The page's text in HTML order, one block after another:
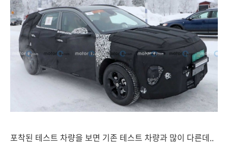
포착된 테스트 차량을 보면 기존 테스트 차량과 많이 다른데..